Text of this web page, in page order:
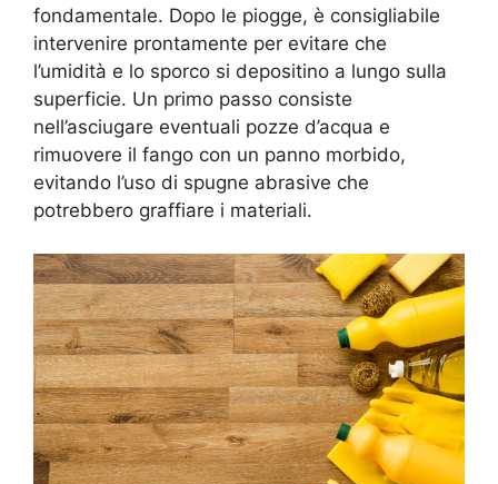
fondamentale. Dopo le piogge, è consigliabile
intervenire prontamente per evitare che
l’umidità e lo sporco si depositino a lungo sulla
superficie. Un primo passo consiste
nell’asciugare eventuali pozze d’acqua e
rimuovere il fango con un panno morbido,
evitando l’uso di spugne abrasive che
potrebbero graffiare i materiali.